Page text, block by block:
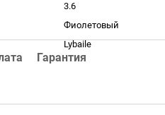
3.6
Фиолетовый
Lybaile
Гарантия